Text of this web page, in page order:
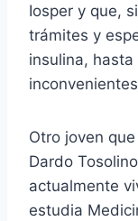
Iosper y que,
trámites y
insulina,
Otro joven
Dardo
actualmente
estudia